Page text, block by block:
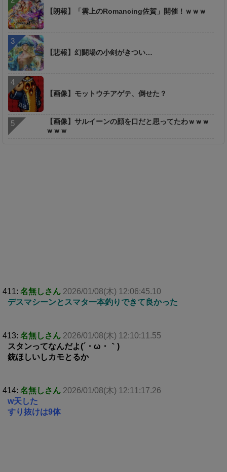
【朗報】「雲上のRomancing佐賀」開催！ｗｗｗ
【悲報】幻闘場の小剣がきつい…
【画像】モットウチアゲテ、倒せた？
【画像】サルイーンの顔を口だと思ってたわｗｗｗ
ｗｗｗ
411: 名無しさん 2026/01/08(木) 12:06:45.10
デスマシーンとスマタ一本釣りできて良かった
413: 名無しさん 2026/01/08(木) 12:10:11.55
スタンってなんだよ(´・ω・｀)
銃ほしいしカモとるか
414: 名無しさん 2026/01/08(木) 12:11:17.26
w天した
すり抜けは9体